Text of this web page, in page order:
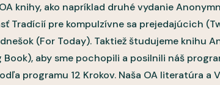
knihy, ako napríklad druhé vydanie
Tradícií pre kompulzívne sa prejedajúcich
(For Today). Taktiež študujeme knihu
aby sme pochopili a posilnili náš
programu 12 Krokov. Naša OA literatúra a